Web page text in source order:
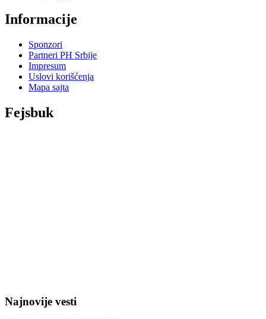
Informacije
Sponzori
Partneri PH Srbije
Impresum
Uslovi korišćenja
Mapa sajta
Fejsbuk
Najnovije vesti